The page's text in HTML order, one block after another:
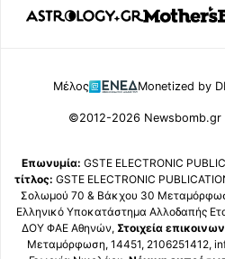
Μέλος Monetized by
©2012-2026 Newsbomb.gr
Επωνυμία: GSTE ELECTRONIC
τίτλος: GSTE ELECTRONIC
Σολωμού 70 & Βάκχου 30
Ελληνικό Υποκατάστημα Αλλοδαπής
ΔΟΥ ΦΑΕ Αθηνών, Στοιχεία
Μεταμόρφωση, 14451, 2106251412,